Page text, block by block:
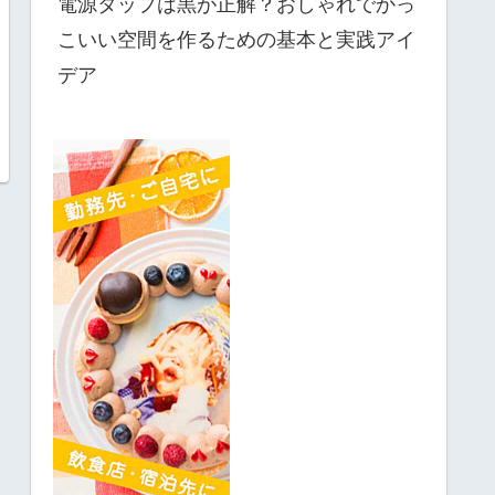
こいい空間を作るための基本と実践アイ
デア